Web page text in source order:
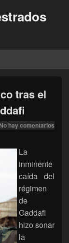
tras el
No hay comentarios
La
inminente
caída del
régimen
de
Gaddafi
hizo sonar
la